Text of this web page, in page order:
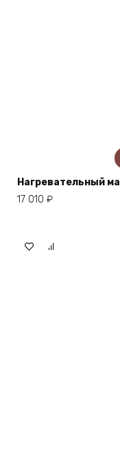
Нагревательный
17 010 ₽